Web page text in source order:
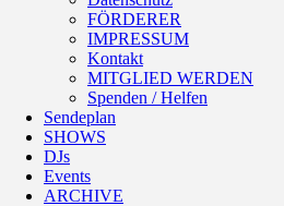
FÖRDERER
IMPRESSUM
Kontakt
MITGLIED WERDEN
Spenden / Helfen
Sendeplan
SHOWS
DJs
Events
ARCHIVE